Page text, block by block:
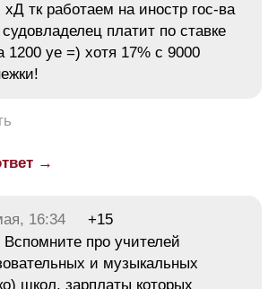
хД тк работаем на иностр гос-ва
платит по ставке
1200 уе =) хотя 17% с 9000
→
16:34
+15
Вспомните про учителей
и музыкальных
школ, зарплаты которых